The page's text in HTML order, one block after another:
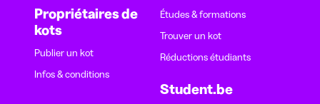
Propriétaires de
kots
Publier un kot
Infos & conditions
Études & formations
Trouver un kot
Réductions étudiants
Student.be